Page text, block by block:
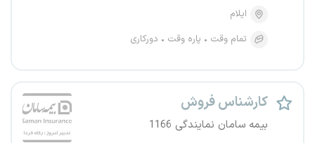
ایلام
تمام وقت
پاره وقت دورکاری
کارشناس فروش
بیمه سامان نمایندگی 1166